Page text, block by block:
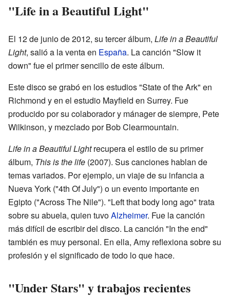
"Life in a Beautiful Light"
El 12 de junio de 2012, su tercer álbum, Life in a Beautiful
Light, salió a la venta en España. La canción "Slow it
down" fue el primer sencillo de este álbum.
Este disco se grabó en los estudios "State of the Ark" en
Richmond y en el estudio Mayfield en Surrey. Fue
producido por su colaborador y mánager de siempre, Pete
Wilkinson, y mezclado por Bob Clearmountain.
Life in a Beautiful Lightrecupera el estilo de su primer
álbum, This is the life (2007). Sus canciones hablan de
temas variados. Por ejemplo, un viaje de su infancia a
Nueva York ("4th Of July") o un evento importante en
Egipto ("Across The Nile"). "Left that body long ago" trata
sobre su abuela, quien tuvoAlzheimer. Fue la canción
más difícil de escribir del disco. La canción "In the end"
también es muy personal. En ella, Amy reflexiona sobre su
profesión y el significado de todo lo que hace.
"Under Stars" y trabajos recientes